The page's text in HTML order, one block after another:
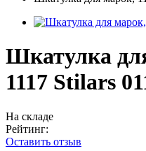
Шкатулка
1117 Stilars
На складе
Рейтинг:
Оставить отзыв